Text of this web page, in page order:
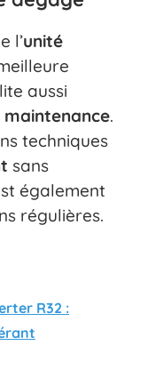
l’unité
aussi
maintenance.
techniques
sans
également
régulières.
R32 :